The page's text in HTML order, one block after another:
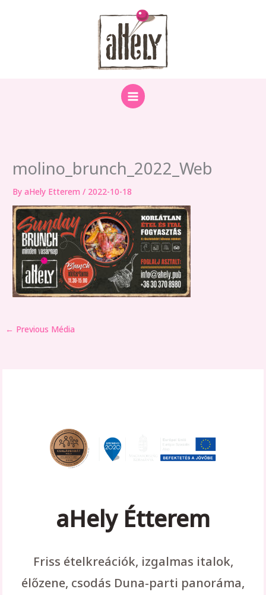
molino_brunch_2022_Web
ByaHely Etterem/ 2022-10-18
← Previous Média
aHely Étterem
Friss ételkreációk, izgalmas italok,
élőzene, csodás Duna-parti panoráma,